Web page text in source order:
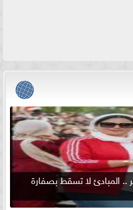
المبادئ لا تسقط بصفارة